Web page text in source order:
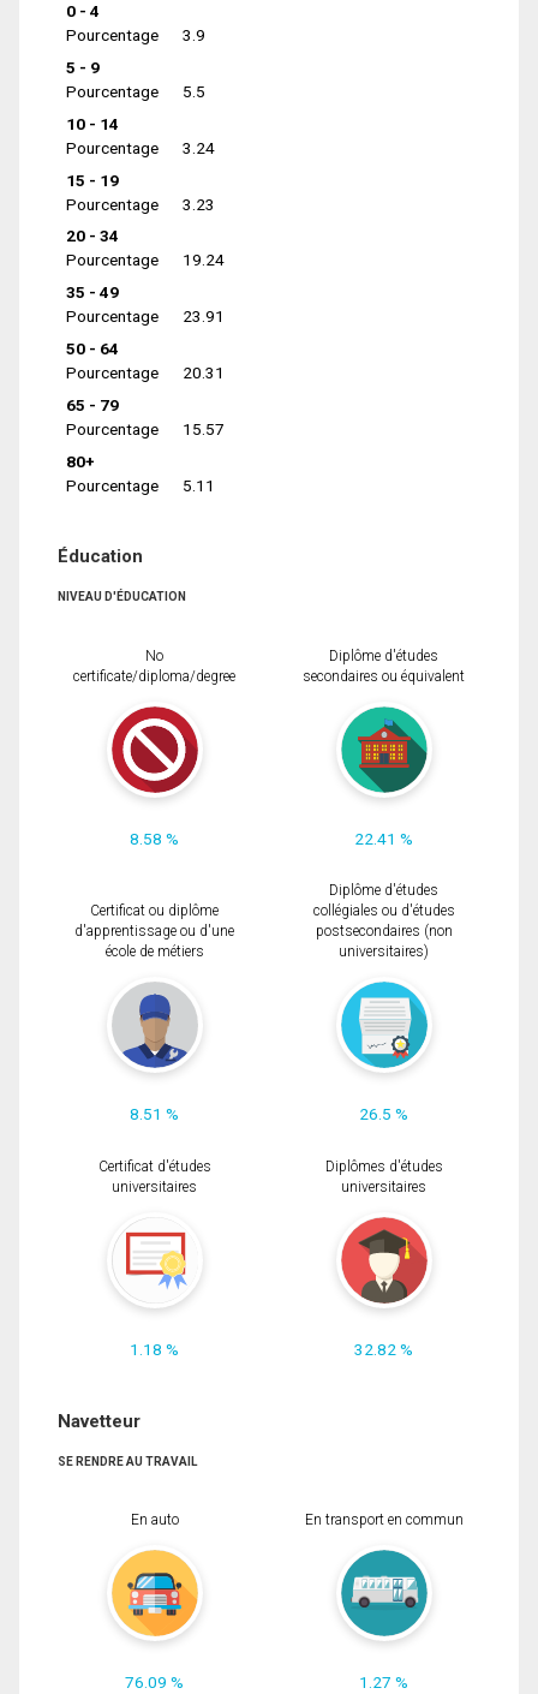
0 - 4
Pourcentage
3.9
5 - 9
Pourcentage
5.5
10 - 14
Pourcentage
3.24
15 - 19
Pourcentage
3.23
20 - 34
Pourcentage
19.24
35 - 49
Pourcentage
23.91
50 - 64
Pourcentage
20.31
65 - 79
Pourcentage
15.57
80+
Pourcentage
5.11
Éducation
NIVEAU D'ÉDUCATION
No
certificate/diploma/degree
8.58 %
Diplôme d'études
secondaires ou équivalent
22.41 %
Certificat ou diplôme
d'apprentissage ou d'une
école de métiers
8.51 %
Diplôme d'études
collégiales ou d'études
postsecondaires (non
universitaires)
26.5 %
Certificat d'études
universitaires
1.18 %
Diplômes d'études
universitaires
32.82 %
Navetteur
SE RENDRE AU TRAVAIL
En auto
76.09 %
En transport en commun
1.27 %